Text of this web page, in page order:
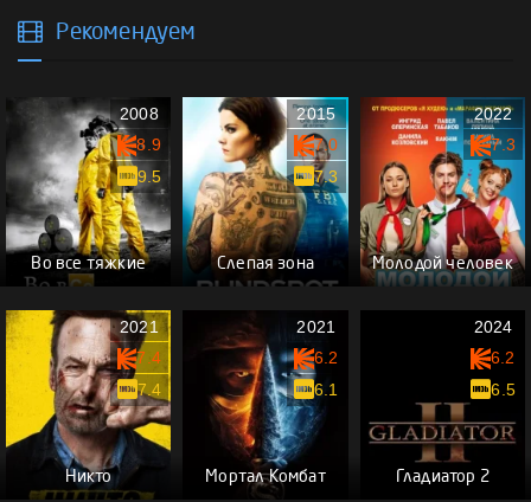
Рекомендуем
Во все тяжкие
2008
8.9
9.5
Слепая зона
2015
7.0
7.3
Молодой человек
2022
7.3
Никто
2021
7.4
7.4
Мортал Комбат
2021
6.2
6.1
Гладиатор 2
2024
6.2
6.5